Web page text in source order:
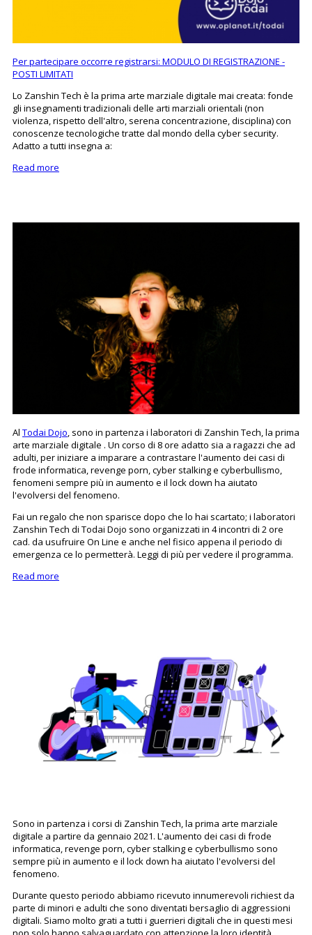
Per partecipare occorre registrarsi: MODULO DI REGISTRAZIONE -
POSTI LIMITATI
Lo Zanshin Tech è la prima arte marziale digitale mai creata: fonde
gli insegnamenti tradizionali delle arti marziali orientali (non
violenza, rispetto dell'altro, serena concentrazione, disciplina) con
conoscenze tecnologiche tratte dal mondo della cyber security.
Adatto a tutti insegna a:
Read more
Al Todai Dojo , sono in partenza i laboratori di Zanshin Tech, la prima
arte marziale digitale . Un corso di 8 ore adatto sia a ragazzi che ad
adulti, per iniziare a imparare a contrastare l'aumento dei casi di
frode informatica, revenge porn, cyber stalking e cyberbullismo,
fenomeni sempre più in aumento e il lock down ha aiutato
l'evolversi del fenomeno.
Fai un regalo che non sparisce dopo che lo hai scartato; i laboratori
Zanshin Tech di Todai Dojo sono organizzati in 4 incontri di 2 ore
cad. da usufruire On Line e anche nel fisico appena il periodo di
emergenza ce lo permetterà. Leggi di più per vedere il programma.
Read more
Sono in partenza i corsi di Zanshin Tech, la prima arte marziale
digitale a partire da gennaio 2021. L'aumento dei casi di frode
informatica, revenge porn, cyber stalking e cyberbullismo sono
sempre più in aumento e il lock down ha aiutato l'evolversi del
fenomeno.
Durante questo periodo abbiamo ricevuto innumerevoli richiest da
parte di minori e adulti che sono diventati bersaglio di aggressioni
digitali. Siamo molto grati a tutti i guerrieri digitali che in questi mesi